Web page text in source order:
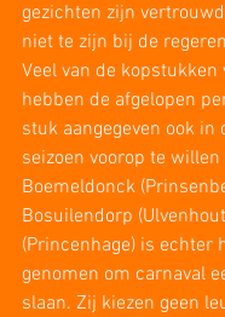
gezichten zijn
niet te zijn bij de
Veel van de kopstukken
hebben de afgelopen
stuk aangegeven ook in
seizoen voorop te willen
Boemeldonck
Bosuilendorp
(Princenhage) is echter
genomen om carnaval
slaan. Zij kiezen geen